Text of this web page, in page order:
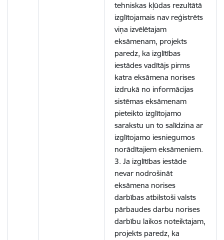
tehniskas kļūdas rezultātā
izglītojamais nav reģistrēts
viņa izvēlētajam
eksāmenam, projekts
paredz, ka izglītības
iestādes vadītājs pirms
katra eksāmena norises
izdrukā no informācijas
sistēmas eksāmenam
pieteikto izglītojamo
sarakstu un to salīdzina ar
izglītojamo iesniegumos
norādītajiem eksāmeniem.
3. Ja izglītības iestāde
nevar nodrošināt
eksāmena norises
darbības atbilstoši valsts
pārbaudes darbu norises
darbību laikos noteiktajam,
projekts paredz, ka